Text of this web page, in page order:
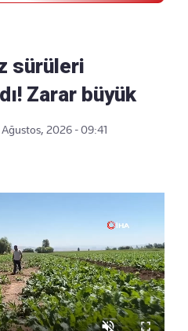
sürüleri
Zarar büyük
Ağustos, 2026 - 09:41